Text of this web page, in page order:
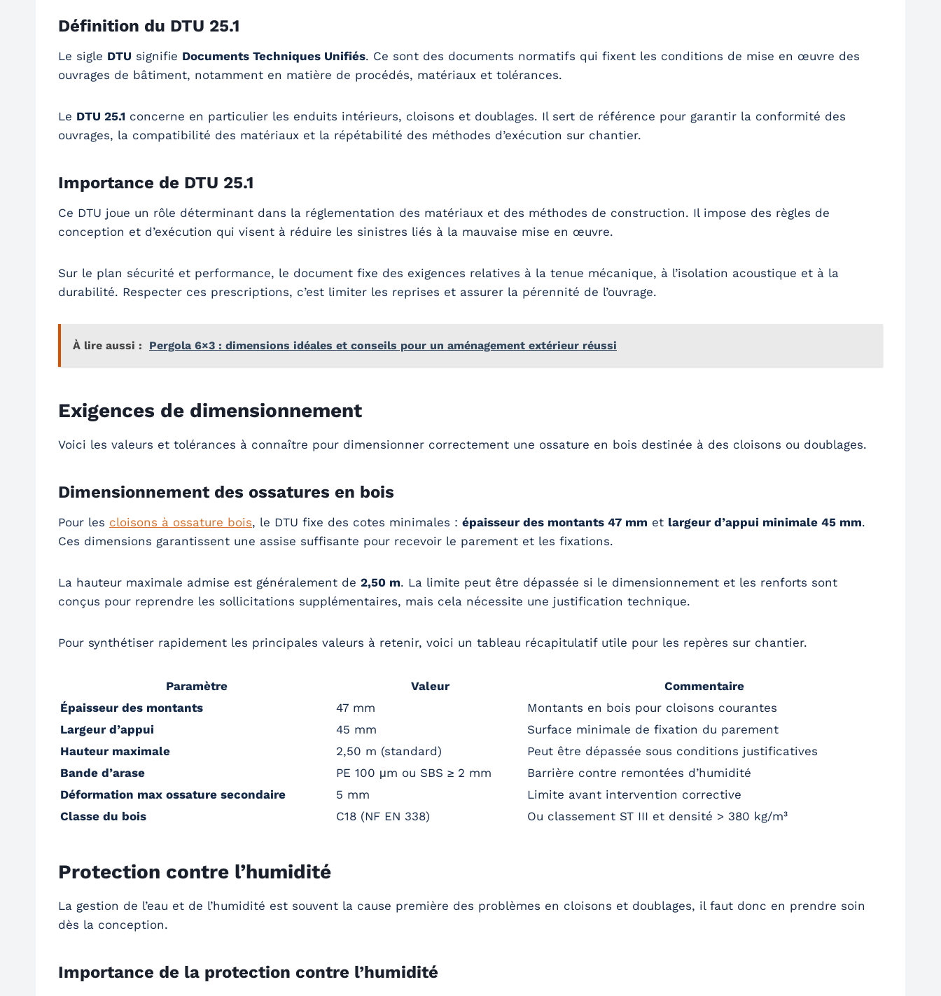
Définition du DTU 25.1
Le sigle DTU signifie Documents Techniques Unifiés. Ce sont des documents normatifs qui fixent les conditions de mise en œuvre des
ouvrages de bâtiment, notamment en matière de procédés, matériaux et tolérances.
Le DTU 25.1 concerne en particulier les enduits intérieurs, cloisons et doublages. Il sert de référence pour garantir la conformité des
ouvrages, la compatibilité des matériaux et la répétabilité des méthodes d’exécution sur chantier.
Importance de DTU 25.1
Ce DTU joue un rôle déterminant dans la réglementation des matériaux et des méthodes de construction. Il impose des règles de
conception et d’exécution qui visent à réduire les sinistres liés à la mauvaise mise en œuvre.
Sur le plan sécurité et performance, le document fixe des exigences relatives à la tenue mécanique, à l’isolation acoustique et à la
durabilité. Respecter ces prescriptions, c’est limiter les reprises et assurer la pérennité de l’ouvrage.
À lire aussi : Pergola 6×3 : dimensions idéales et conseils pour un aménagement extérieur réussi
Exigences de dimensionnement
Voici les valeurs et tolérances à connaître pour dimensionner correctement une ossature en bois destinée à des cloisons ou doublages.
Dimensionnement des ossatures en bois
Pour les cloisons à ossature bois, le DTU fixe des cotes minimales : épaisseur des montants 47 mm et largeur d’appui minimale 45 mm.
Ces dimensions garantissent une assise suffisante pour recevoir le parement et les fixations.
La hauteur maximale admise est généralement de 2,50 m. La limite peut être dépassée si le dimensionnement et les renforts sont
conçus pour reprendre les sollicitations supplémentaires, mais cela nécessite une justification technique.
Pour synthétiser rapidement les principales valeurs à retenir, voici un tableau récapitulatif utile pour les repères sur chantier.
Paramètre Valeur
Commentaire
Épaisseur des montants
47 mm
Montants en bois pour cloisons courantes
Largeur d’appui
45 mm
Surface minimale de fixation du parement
Hauteur maximale
2,50 m (standard)
Peut être dépassée sous conditions justificatives
Bande d’arase
PE 100 μm ou SBS ≥ 2 mm
Barrière contre remontées d’humidité
Déformation max ossature secondaire
5 mm
Limite avant intervention corrective
Classe du bois
C18 (NF EN 338) Ou classement ST III et densité > 380 kg/m³
Protection contre l’humidité
La gestion de l’eau et de l’humidité est souvent la cause première des problèmes en cloisons et doublages, il faut donc en prendre soin
dès la conception.
Importance de la protection contre l’humidité